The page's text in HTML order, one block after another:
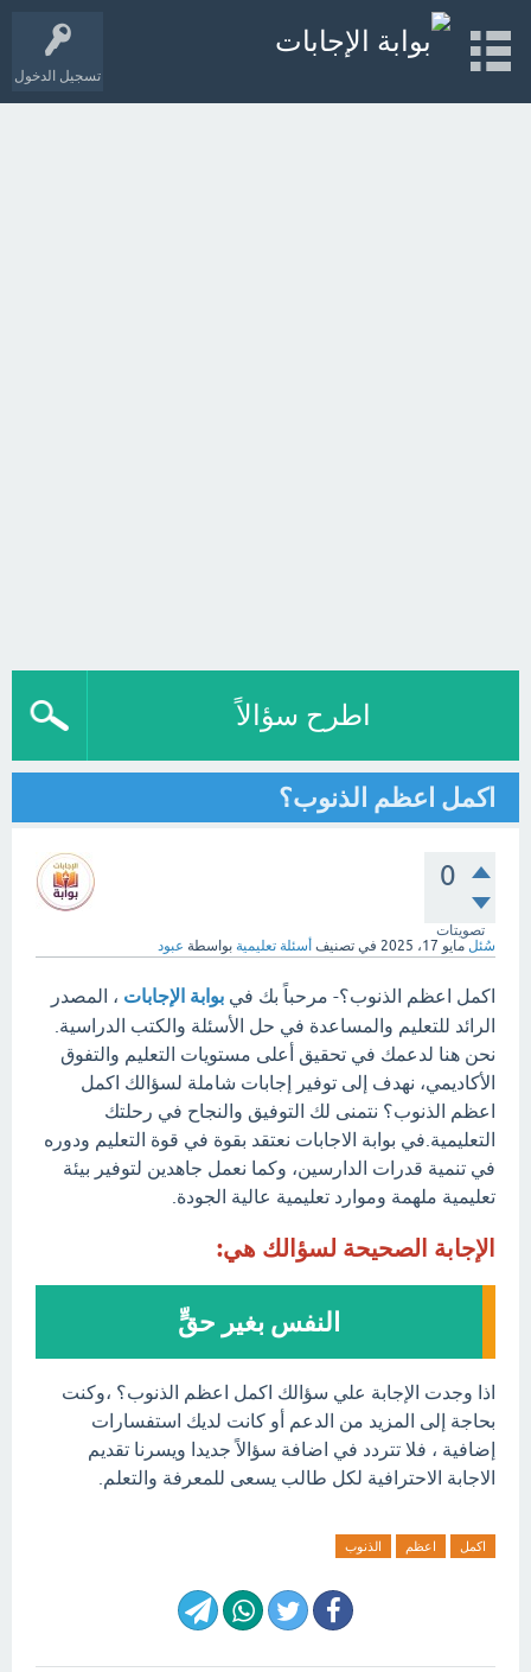
تسجيل الدخول
اطرح سؤالاً
اكمل اعظم الذنوب؟
0
تصويتات
سُئل مايو 17، 2025 في تصنيف أسئلة تعليمية بواسطة عبود
اكمل اعظم الذنوب؟- مرحباً بك في بوابة الإجابات ، المصدر
الرائد للتعليم والمساعدة في حل الأسئلة والكتب الدراسية.
نحن هنا لدعمك في تحقيق أعلى مستويات التعليم والتفوق
الأكاديمي، نهدف إلى توفير إجابات شاملة لسؤالك اكمل
اعظم الذنوب؟ نتمنى لك التوفيق والنجاح في رحلتك
التعليمية.في بوابة الاجابات نعتقد بقوة في قوة التعليم ودوره
في تنمية قدرات الدارسين، وكما نعمل جاهدين لتوفير بيئة
تعليمية ملهمة وموارد تعليمية عالية الجودة.
الإجابة الصحيحة لسؤالك هي:
النفس بغير حقٍّ
اذا وجدت الإجابة علي سؤالك اكمل اعظم الذنوب؟ ،وكنت
بحاجة إلى المزيد من الدعم أو كانت لديك استفسارات
إضافية ، فلا تتردد في اضافة سؤالاً جديدا ويسرنا تقديم
الاجابة الاحترافية لكل طالب يسعى للمعرفة والتعلم.
اكمل اعظم الذنوب